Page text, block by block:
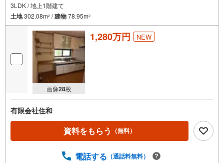
3LDK / 地上1階建て
土地302.08m2 /建物78.95m2
画像28枚
1,280万円 NEW
有限会社住和
資料をもらう （無料）
電話する （通話料無料）